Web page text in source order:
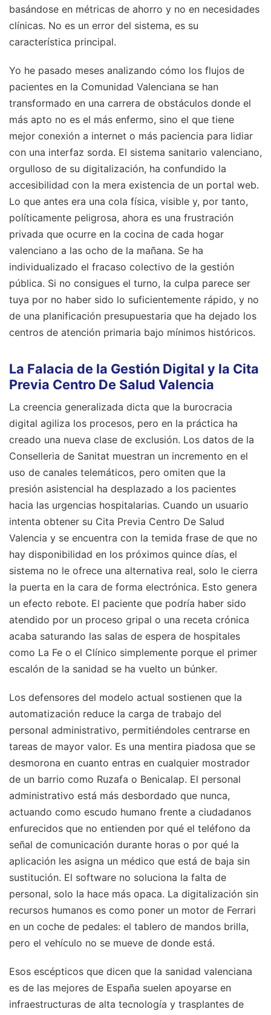
basándose en métricas de ahorro y no en necesidades
clínicas. No es un error del sistema, es su
característica principal.
Yo he pasado meses analizando cómo los flujos de
pacientes en la Comunidad Valenciana se han
transformado en una carrera de obstáculos donde el
más apto no es el más enfermo, sino el que tiene
mejor conexión a internet o más paciencia para lidiar
con una interfaz sorda. El sistema sanitario valenciano,
orgulloso de su digitalización, ha confundido la
accesibilidad con la mera existencia de un portal web.
Lo que antes era una cola física, visible y, por tanto,
políticamente peligrosa, ahora es una frustración
privada que ocurre en la cocina de cada hogar
valenciano a las ocho de la mañana. Se ha
individualizado el fracaso colectivo de la gestión
pública. Si no consigues el turno, la culpa parece ser
tuya por no haber sido lo suficientemente rápido, y no
de una planificación presupuestaria que ha dejado los
centros de atención primaria bajo mínimos históricos.
La Falacia de la Gestión Digital y la Cita
Previa Centro De Salud Valencia
La creencia generalizada dicta que la burocracia
digital agiliza los procesos, pero en la práctica ha
creado una nueva clase de exclusión. Los datos de la
Conselleria de Sanitat muestran un incremento en el
uso de canales telemáticos, pero omiten que la
presión asistencial ha desplazado a los pacientes
hacia las urgencias hospitalarias. Cuando un usuario
intenta obtener su Cita Previa Centro De Salud
Valencia y se encuentra con la temida frase de que no
hay disponibilidad en los próximos quince días, el
sistema no le ofrece una alternativa real, solo le cierra
la puerta en la cara de forma electrónica. Esto genera
un efecto rebote. El paciente que podría haber sido
atendido por un proceso gripal o una receta crónica
acaba saturando las salas de espera de hospitales
como La Fe o el Clínico simplemente porque el primer
escalón de la sanidad se ha vuelto un búnker.
Los defensores del modelo actual sostienen que la
automatización reduce la carga de trabajo del
personal administrativo, permitiéndoles centrarse en
tareas de mayor valor. Es una mentira piadosa que se
desmorona en cuanto entras en cualquier mostrador
de un barrio como Ruzafa o Benicalap. El personal
administrativo está más desbordado que nunca,
actuando como escudo humano frente a ciudadanos
enfurecidos que no entienden por qué el teléfono da
señal de comunicación durante horas o por qué la
aplicación les asigna un médico que está de baja sin
sustitución. El software no soluciona la falta de
personal, solo la hace más opaca. La digitalización sin
recursos humanos es como poner un motor de Ferrari
en un coche de pedales: el tablero de mandos brilla,
pero el vehículo no se mueve de donde está.
Esos escépticos que dicen que la sanidad valenciana
es de las mejores de España suelen apoyarse en
infraestructuras de alta tecnología y trasplantes de